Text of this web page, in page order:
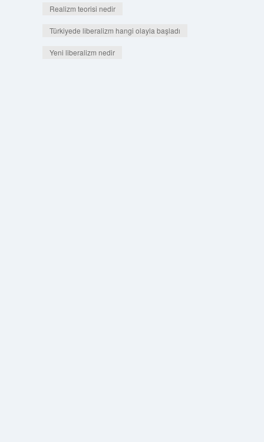
Realizm teorisi nedir
Türkiyede liberalizm hangi olayla başladı
Yeni liberalizm nedir